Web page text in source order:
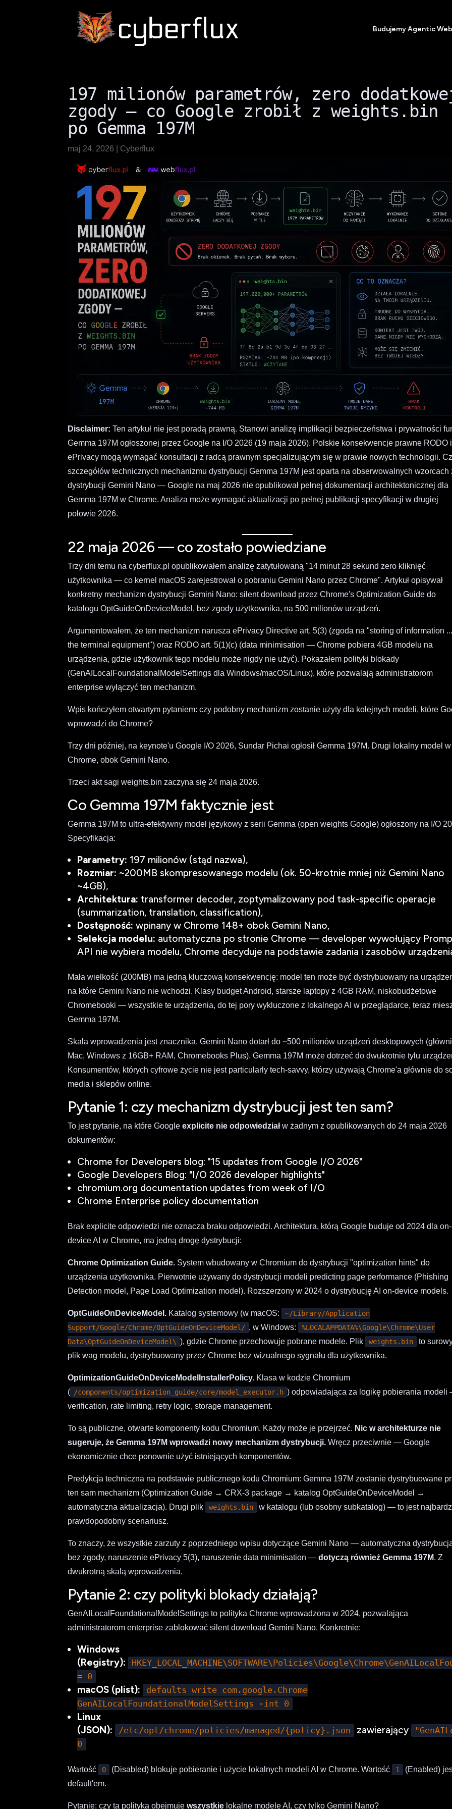
Budujemy Agentic Web
197 milionów parametrów, zero
zgody — co Google zrobił z weights.bin
po Gemma 197M
maj 24, 2026 Cyberflux
Disclaimer: Ten artykuł nie jest poradą prawną. Stanowi analizę implikacji bezpieczeństwa i prywatności
Gemma 197M ogłoszonej przez Google na I/O 2026 (19 maja 2026). Polskie konsekwencje prawne RODO i
ePrivacy mogą wymagać konsultacji z radcą prawnym specjalizującym się w prawie nowych technologii.
szczegółów technicznych mechanizmu dystrybucji Gemma 197M jest oparta na obserwowalnych wzorcach
dystrybucji Gemini Nano — Google na maj 2026 nie opublikował pełnej dokumentacji architektonicznej dla
Gemma 197M w Chrome. Analiza może wymagać aktualizacji po pełnej publikacji specyfikacji w drugiej
połowie 2026.
22 maja 2026 — co zostało powiedziane
Trzy dni temu na cyberflux.pl opublikowałem analizę zatytułowaną "14 minut 28 sekund zero kliknięć
użytkownika — co kernel macOS zarejestrował o pobraniu Gemini Nano przez Chrome". Artykuł opisywał
konkretny mechanizm dystrybucji Gemini Nano: silent download przez Chrome's Optimization Guide do
katalogu OptGuideOnDeviceModel, bez zgody użytkownika, na 500 milionów urządzeń.
Argumentowałem, że ten mechanizm narusza ePrivacy Directive art. 5(3) (zgoda na "storing of information
the terminal equipment") oraz RODO art. 5(1)(c) (data minimisation — Chrome pobiera 4GB modelu na
urządzenia, gdzie użytkownik tego modelu może nigdy nie użyć). Pokazałem polityki blokady
(GenAILocalFoundationalModelSettings dla Windows/macOS/Linux), które pozwalają administratorom
enterprise wyłączyć ten mechanizm.
Wpis kończyłem otwartym pytaniem: czy podobny mechanizm zostanie użyty dla kolejnych modeli, które
wprowadzi do Chrome?
Trzy dni później, na keynote'u Google I/O 2026, Sundar Pichai ogłosił Gemma 197M. Drugi lokalny model w
Chrome, obok Gemini Nano.
Trzeci akt sagi weights.bin zaczyna się 24 maja 2026.
Co Gemma 197M faktycznie jest
Gemma 197M to ultra-efektywny model językowy z serii Gemma (open weights Google) ogłoszony na I/O
Specyfikacja:
Parametry: 197 milionów (stąd nazwa),
Rozmiar: ~200MB skompresowanego modelu (ok. 50-krotnie mniej niż Gemini Nano
~4GB),
Architektura: transformer decoder, zoptymalizowany pod task-specific operacje
(summarization, translation, classification),
Dostępność: wpinany w Chrome 148+ obok Gemini Nano,
Selekcja modelu: automatyczna po stronie Chrome — developer wywołujący
API nie wybiera modelu, Chrome decyduje na podstawie zadania i zasobów
Mała wielkość (200MB) ma jedną kluczową konsekwencję: model ten może być dystrybuowany na
na które Gemini Nano nie wchodzi. Klasy budget Android, starsze laptopy z 4GB RAM, niskobudżetowe
Chromebooki — wszystkie te urządzenia, do tej pory wykluczone z lokalnego AI w przeglądarce, teraz
Gemma 197M.
Skala wprowadzenia jest znacznika. Gemini Nano dotarł do ~500 milionów urządzeń desktopowych
Mac, Windows z 16GB+ RAM, Chromebooks Plus). Gemma 197M może dotrzeć do dwukrotnie tylu
Konsumentów, których cyfrowe życie nie jest particularly tech-savvy, którzy używają Chrome'a głównie do
media i sklepów online.
Pytanie 1: czy mechanizm dystrybucji jest ten sam?
To jest pytanie, na które Googleexplicite nie odpowiedziałw żadnym z opublikowanych do 24 maja 2026
dokumentów:
Chrome for Developers blog: "15 updates from Google I/O 2026"
Google Developers Blog: "I/O 2026 developer highlights"
chromium.org documentation updates from week of I/O
Chrome Enterprise policy documentation
Brak explicite odpowiedzi nie oznacza braku odpowiedzi. Architektura, którą Google buduje od 2024 dla on-
device AI w Chrome, ma jedną drogę dystrybucji:
Chrome Optimization Guide. System wbudowany w Chromium do dystrybucji "optimization hints" do
urządzenia użytkownika. Pierwotnie używany do dystrybucji modeli predicting page performance (Phishing
Detection model, Page Load Optimization model). Rozszerzony w 2024 o dystrybucję AI on-device models.
OptGuideOnDeviceModel. Katalog systemowy (w macOS:
~/Library/Application
Support/Google/Chrome/OptGuideOnDeviceModel/ , w Windows:
%LOCALAPPDATA%\Google\Chrome\User
Data\OptGuideOnDeviceModel\ ), gdzie Chrome przechowuje pobrane modele. Plik weights.bin
to
plik wag modelu, dystrybuowany przez Chrome bez wizualnego sygnału dla użytkownika.
OptimizationGuideOnDeviceModelInstallerPolicy. Klasa w kodzie Chromium
( /components/optimization_guide/core/model_executor.h ) odpowiadająca za logikę pobierania
verification, rate limiting, retry logic, storage management.
To są publiczne, otwarte komponenty kodu Chromium. Każdy może je przejrzeć. Nic w architekturze nie
sugeruje, że Gemma 197M wprowadzi nowy mechanizm dystrybucji. Wręcz przeciwnie — Google
ekonomicznie chce ponownie użyć istniejących komponentów.
Predykcja techniczna na podstawie publicznego kodu Chromium: Gemma 197M zostanie dystrybuowane
ten sam mechanizm (Optimization Guide → CRX-3 package → katalog OptGuideOnDeviceModel →
automatyczna aktualizacja). Drugi plik
weights.bin
w katalogu (lub osobny subkatalog) — to jest
prawdopodobny scenariusz.
To znaczy, że wszystkie zarzuty z poprzedniego wpisu dotyczące Gemini Nano — automatyczna
bez zgody, naruszenie ePrivacy 5(3), naruszenie data minimisation —dotyczą również Gemma 197M. Z
dwukrotną skalą wprowadzenia.
Pytanie 2: czy polityki blokady działają?
GenAILocalFoundationalModelSettings to polityka Chrome wprowadzona w 2024, pozwalająca
administratorom enterprise zablokować silent download Gemini Nano. Konkretnie:
Windows
(Registry):
= 0
macOS (plist):
defaults write com.google.Chrome
GenAILocalFoundationalModelSettings -int 0
Linux
(JSON):
/etc/opt/chrome/policies/managed/{policy}.json zawierający
0
Wartość 0 (Disabled) blokuje pobieranie i użycie lokalnych modeli AI w Chrome. Wartość 1
(Enabled)
default'em.
Pytanie: czy ta polityka obejmujewszystkie lokalne modele AI, czy tylko Gemini Nano?